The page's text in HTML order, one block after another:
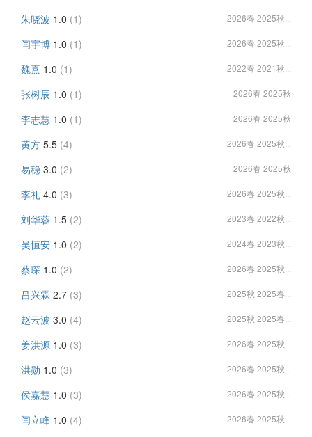
朱晓波 1.0 (1) 2026春 2025秋...
闫宇博 1.0 (1) 2026春 2025秋...
魏熹 1.0 (1) 2022春 2021秋...
张树辰 1.0 (1) 2026春 2025秋
李志慧 1.0 (1) 2026春 2025秋
黄方 5.5 (4) 2026春 2025秋...
易稳 3.0 (2) 2026春 2025秋
李礼 4.0 (3) 2026春 2025秋...
刘华蓉 1.5 (2) 2023春 2022秋...
吴恒安 1.0 (2) 2024春 2023秋...
蔡琛 1.0 (2) 2026春 2025秋...
吕兴霖 2.7 (3) 2025秋 2025春...
赵云波 3.0 (4) 2025秋 2025春...
姜洪源 1.0 (3) 2026春 2025秋...
洪勋 1.0 (3) 2026春 2025秋...
侯嘉慧 1.0 (3) 2026春 2025秋...
闫立峰 1.0 (4) 2026春 2025秋...